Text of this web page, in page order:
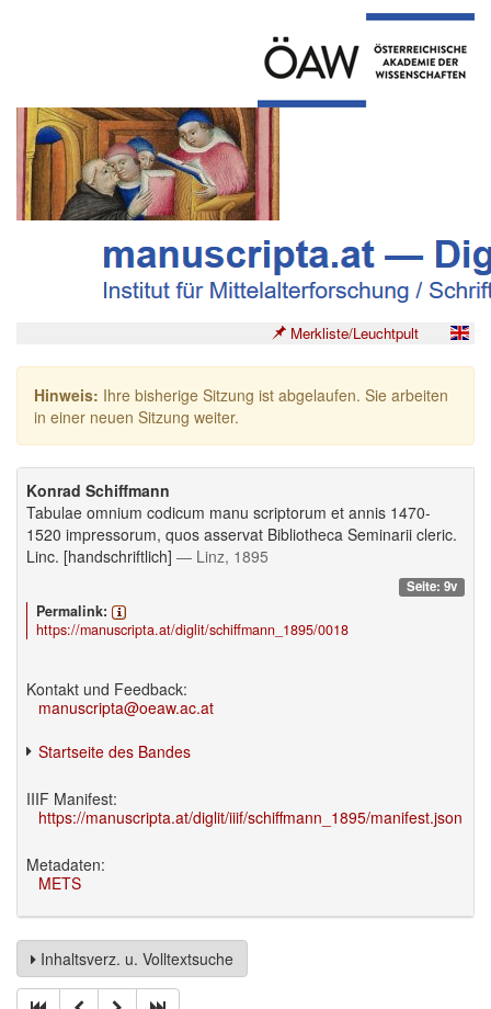
Merkliste/Leuchtpult
Hinweis: Ihre bisherige Sitzung ist abgelaufen. Sie arbeiten
in einer neuen Sitzung weiter.
Konrad Schiffmann
Tabulae omnium codicum manu scriptorum et annis 1470-
1520 impressorum, quos asservat Bibliotheca Seminarii cleric.
Linc. [handschriftlich] — Linz, 1895
Seite: 9v
Permalink:
https://manuscripta.at/diglit/schiffmann_1895/0018
Kontakt und Feedback:
manuscripta@oeaw.ac.at
Startseite des Bandes
IIIF Manifest:
https://manuscripta.at/diglit/iiif/schiffmann_1895/manifest.json
Metadaten:
METS
Inhaltsverz. u. Volltextsuche